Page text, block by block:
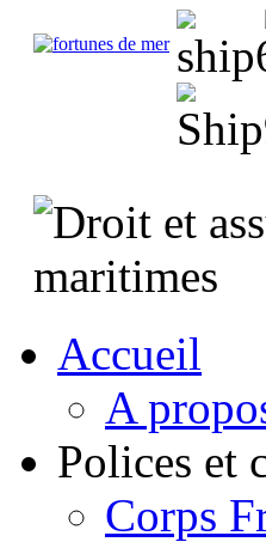
Accueil
A
Polices et
Corps